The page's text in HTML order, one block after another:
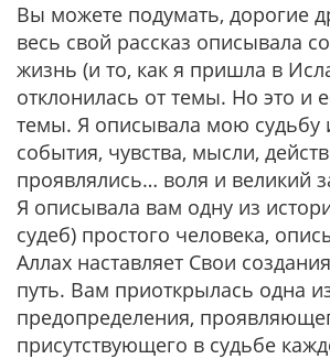
Вы можете подумать, дорогие
весь свой рассказ описывала
жизнь (и то, как я пришла в
отклонилась от темы. Но это и
темы. Я описывала мою судьбу
события, чувства, мысли,
проявлялись… воля и великий
Я описывала вам одну из
судеб) простого человека,
Аллах наставляет Свои
путь. Вам приоткрылась одна
предопределения,
присутствующего в судьбе